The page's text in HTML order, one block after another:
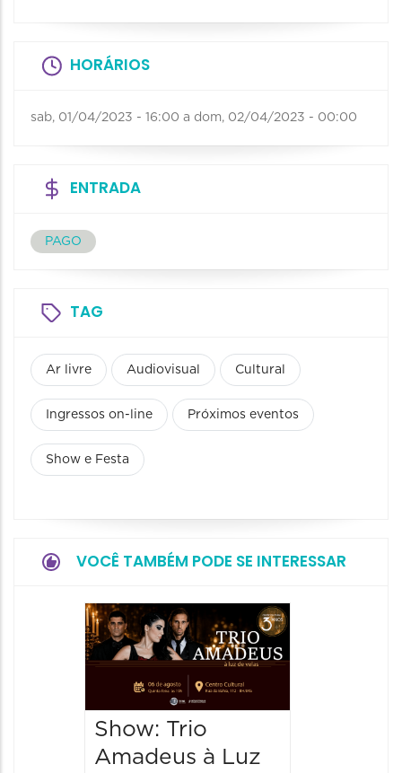
HORÁRIOS
sab, 01/04/2023 - 16:00 a dom, 02/04/2023 - 00:00
ENTRADA
PAGO
TAG
Ar livre Audiovisual Cultural
Ingressos on-line Próximos eventos
Show e Festa
VOCÊ TAMBÉM PODE SE INTERESSAR
Show: Trio
Amadeus à Luz